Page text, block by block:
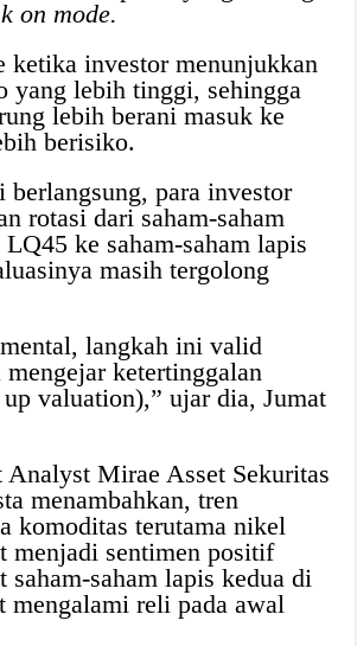
on mode.
ketika investor menunjukkan
yang lebih tinggi, sehingga
lebih berani masuk ke
berisiko.
para investor
rotasi dari saham-saham
ke saham-saham lapis
masih tergolong
langkah ini valid
mengejar ketertinggalan
valuation),” ujar dia, Jumat
Analyst Mirae Asset Sekuritas
menambahkan, tren
komoditas terutama nikel
menjadi sentimen positif
saham-saham lapis kedua di
mengalami reli pada awal